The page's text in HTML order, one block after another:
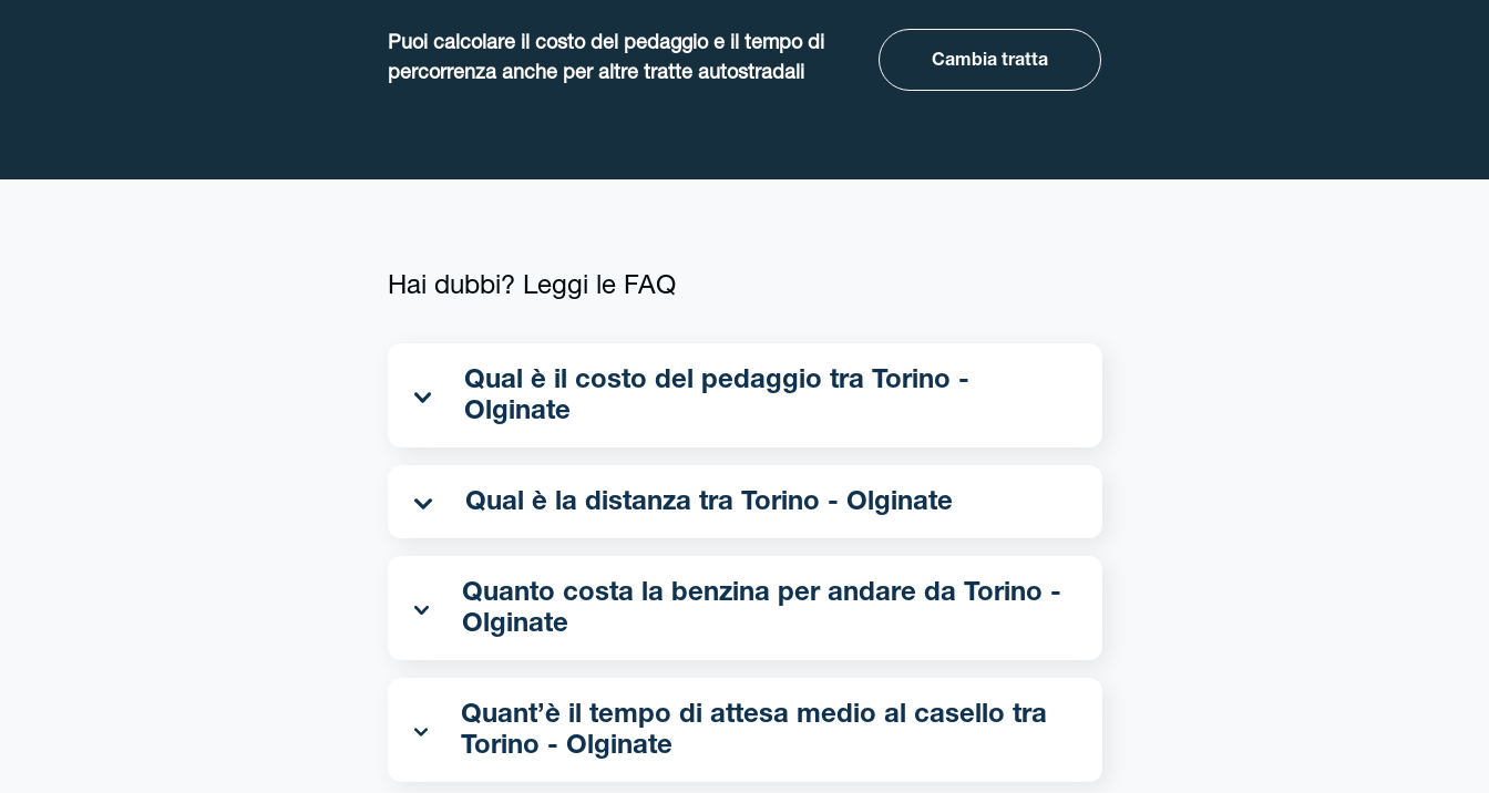
Puoi calcolare il costo del pedaggio e il tempo di
percorrenza anche per altre tratte autostradali
Cambia tratta
Hai dubbi? Leggi le FAQ
Qual è il costo del pedaggio tra Torino -
Olginate
Qual è la distanza tra Torino - Olginate
Quanto costa la benzina per andare da Torino -
Olginate
Quant’è il tempo di attesa medio al casello tra
Torino - Olginate